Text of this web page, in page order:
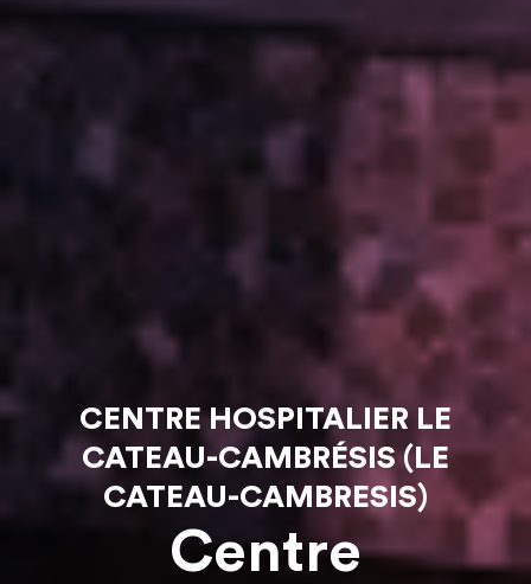
CENTRE HOSPITALIER LE
CATEAU-CAMBRÉSIS (LE
CATEAU-CAMBRESIS)
Centre